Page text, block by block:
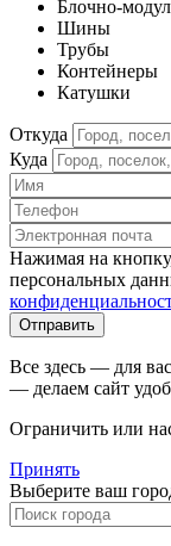
Блочно-
Шины
Трубы
Контейнеры
Катушки
Откуда
Куда
Нажимая на
персональных
Все здесь — для
— делаем сайт
Ограничить или
Принять
Выберите ваш